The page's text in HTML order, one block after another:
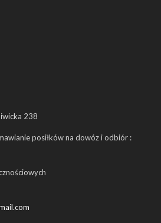
238
posiłków na dowóz i odbiór :